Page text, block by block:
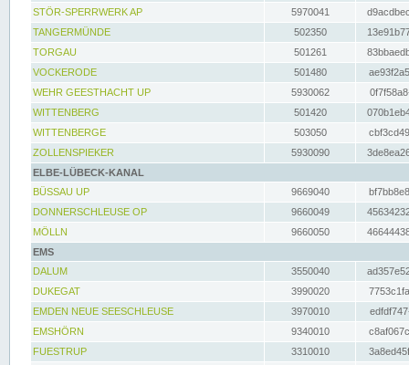
STÖR-SPERRWERK AP 5970041
TANGERMÜNDE
502350
TORGAU
501261
VOCKERODE
501480
WEHR GEESTHACHT UP
5930062
WITTENBERG
501420
WITTENBERGE
503050
ZOLLENSPIEKER
5930090
ELBE-LÜBECK-KANAL
BÜSSAU UP
9669040
DONNERSCHLEUSE OP
9660049
MÖLLN
9660050
EMS
DALUM
3550040
DUKEGAT
3990020
EMDEN NEUE SEESCHLEUSE
3970010
EMSHÖRN
9340010
FUESTRUP
3310010